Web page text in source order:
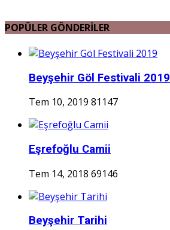
POPÜLER GÖNDERİLER
Beyşehir Göl Festivali 2019
Tem 10, 2019 81147
Eşrefoğlu Camii
Tem 14, 2018 69146
Beyşehir Tarihi